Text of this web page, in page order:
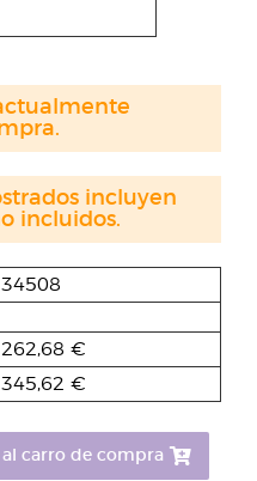
34508
262,68 €
345,62 €
carro de compra
incluyen
incluidos.